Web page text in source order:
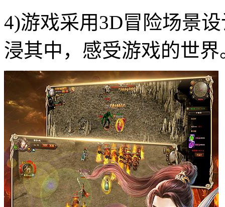
4)游戏采用3D冒险场景
浸其中，感受游戏的世界